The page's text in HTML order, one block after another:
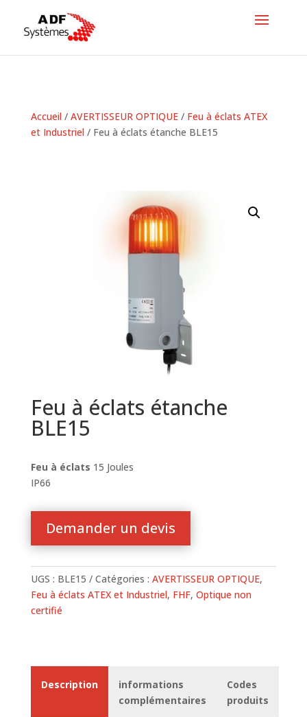
Accueil / AVERTISSEUR OPTIQUE/ Feu à éclats ATEX
et Industriel / Feu à éclats étanche BLE15
Feu à éclats étanche
BLE15
Feu à éclats 15 Joules
IP66
Demander un devis
UGS : BLE15 Catégories : AVERTISSEUR OPTIQUE,
Feu à éclats ATEX et Industriel, FHF, Optique non
certifié
Description
informations
complémentaires
Codes
produits